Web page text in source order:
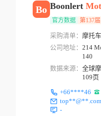
Bo Boonlert
官方数据 第137届
采购清单： 摩托车
公司地址： 214
140
数据来源： 全球
109页
+66****46
top**@**.com
-